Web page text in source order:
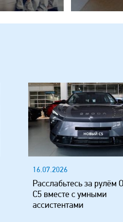
16.07.2026
Расслабьтесь за рулём
C5 вместе с умными
ассистентами